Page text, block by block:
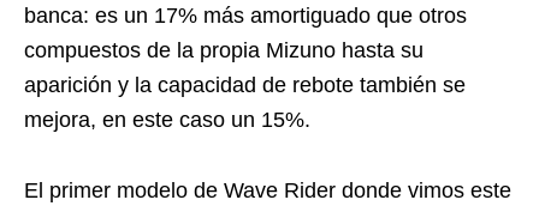
banca: es un 17% más amortiguado que otros
compuestos de la propia Mizuno hasta su
aparición y la capacidad de rebote también se
mejora, en este caso un 15%.
El primer modelo de Wave Rider donde vimos este